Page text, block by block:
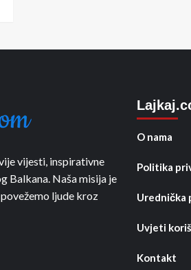
vijesti, inspirativne
Balkana. Naša misija je
ljude kroz
O nama
Politika
Urednička
Uvjeti
Kontakt